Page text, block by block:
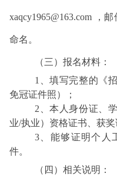
xaqcy1965@163.com ，
命名。
（三）报名材料：
1、填写完整的《
免冠证件照）；
2、本人身份证、
业/执业）资格证书、获奖
3、能够证明个人
件。
（四）相关说明：